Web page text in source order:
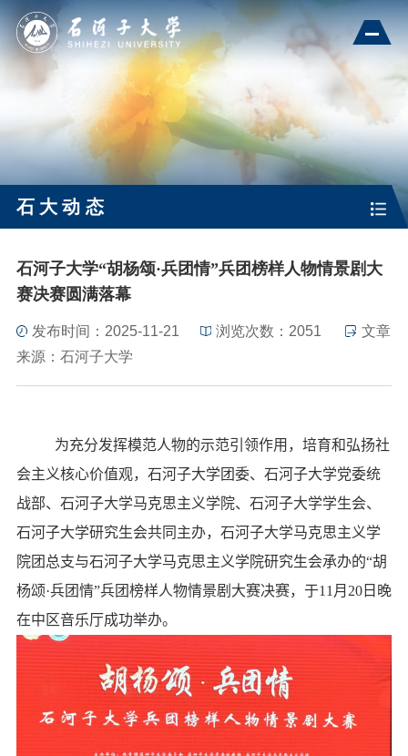
石大动态
石河子大学“胡杨颂·兵团情”兵团榜样人物情景剧大
赛决赛圆满落幕
发布时间：2025-11-21 浏览次数： 2051
文章
来源：石河子大学
为充分发挥模范人物的示范引领作用，培育和弘扬社
会主义核心价值观，石河子大学团委、石河子大学党委统
战部、石河子大学马克思主义学院、石河子大学学生会、
石河子大学研究生会共同主办，石河子大学马克思主义学
院团总支与石河子大学马克思主义学院研究生会承办的“胡
杨颂·兵团情”兵团榜样人物情景剧大赛决赛，于11 月 20日晚
在中区音乐厅成功举办。